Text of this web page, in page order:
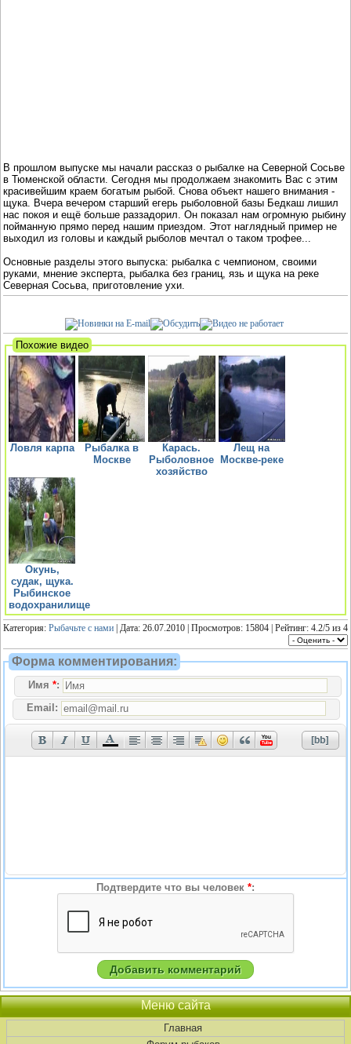
В прошлом выпуске мы начали рассказ о рыбалке на Северной Сосьве
в Тюменской области. Сегодня мы продолжаем знакомить Вас с этим
красивейшим краем богатым рыбой. Снова объект нашего внимания -
щука. Вчера вечером старший егерь рыболовной базы Бедкаш лишил
нас покоя и ещё больше раззадорил. Он показал нам огромную рыбину
пойманную прямо перед нашим приездом. Этот наглядный пример не
выходил из головы и каждый рыболов мечтал о таком трофее...
Основные разделы этого выпуска: рыбалка с чемпионом, своими
руками, мнение эксперта, рыбалка без границ, язь и щука на реке
Северная Сосьва, приготовление ухи.
Похожие видео
Ловля карпа
Рыбалка в
Москве
Карась.
Рыболовное
хозяйство
Лещ на
Москве-реке
Окунь,
судак, щука.
Рыбинское
водохранилище
Категория: Рыбачьте с нами | Дата: 26.07.2010 | Просмотров: 15804 | Рейтинг: 4.2/5 из 4
Форма комментирования:
Имя *:
Email:
Подтвердите что вы человек *:
Меню сайта
Главная